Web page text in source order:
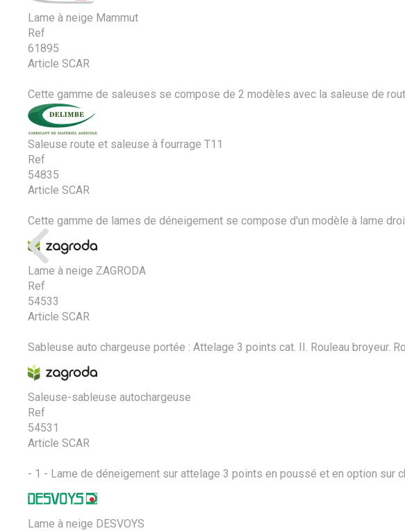
Lame à neige Mammut
Ref
61895
Article SCAR
Cette gamme de saleuses se compose de 2 modèles avec la saleuse de
Saleuse route et saleuse à fourrage T11
Ref
54835
Article SCAR
Cette gamme de lames de déneigement se compose d'un modèle à lame
Lame à neige ZAGRODA
Ref
54533
Article SCAR
Sableuse auto chargeuse portée : Attelage 3 points cat. II. Rouleau broyeur.
Saleuse-sableuse autochargeuse
Ref
54531
Article SCAR
- 1 - Lame de déneigement sur attelage 3 points en poussé et en option sur
Lame à neige DESVOYS